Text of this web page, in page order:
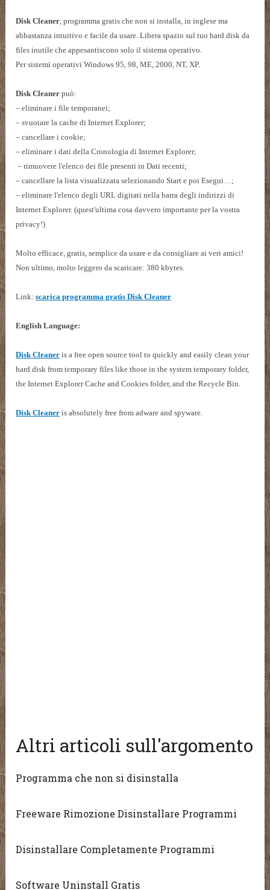
Disk Cleaner, programma gratis che non si installa, in inglese ma
abbastanza intuitivo e facile da usare. Libera spazio sul tuo hard disk da
files inutile che appesantiscono solo il sistema operativo.
Per sistemi operativi Windows 95, 98, ME, 2000, NT, XP.
Disk Cleaner può:
– eliminare i file temporanei;
– svuotare la cache di Internet Explorer;
– cancellare i cookie;
– eliminare i dati della Cronologia di Internet Explorer;
– rimuovere l'elenco dei file presenti in Dati recenti;
– cancellare la lista visualizzata selezionando Start e poi Esegui…;
– eliminare l'elenco degli URL digitati nella barra degli indirizzi di
Internet Explorer. (quest'ultima cosa davvero importante per la vostra
privacy!)
Molto efficace, gratis, semplice da usare e da consigliare ai veri amici!
Non ultimo, molto leggero da scaricare: 380 kbytes.
Link:scarica programma gratis Disk Cleaner
English Language:
Disk Cleaner is a free open source tool to quickly and easily clean your
hard disk from temporary files like those in the system temporary folder,
the Internet Explorer Cache and Cookies folder, and the Recycle Bin.
Disk Cleaner is absolutely free from adware and spyware.
Altri articoli sull'argomento
Programma che non si disinstalla
Freeware Rimozione Disinstallare Programmi
Disinstallare Completamente Programmi
Software Uninstall Gratis